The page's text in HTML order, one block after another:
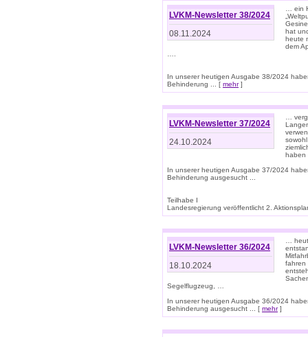
LVKM-Newsletter 38/2024
08.11.2024
… ein
hat
heute
dem
In unserer heutigen Ausgabe 38/2024
Behinderung ... [ mehr]
LVKM-Newsletter 37/2024
24.10.2024
…
In unserer heutigen Ausgabe 37/2024
Behinderung ausgesucht ...
Teilhabe I
Landesregierung veröffentlicht 2.
LVKM-Newsletter 36/2024
18.10.2024
…
fahren
Segelflugzeug, …
In unserer heutigen Ausgabe 36/2024
Behinderung ausgesucht ... [ mehr]